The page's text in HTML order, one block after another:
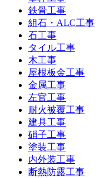
鉄骨工事
組石・ALC工事
石工事
タイル工事
木工事
屋根板金工事
金属工事
左官工事
耐火被覆工事
建具工事
硝子工事
塗装工事
内外装工事
断熱防露工事